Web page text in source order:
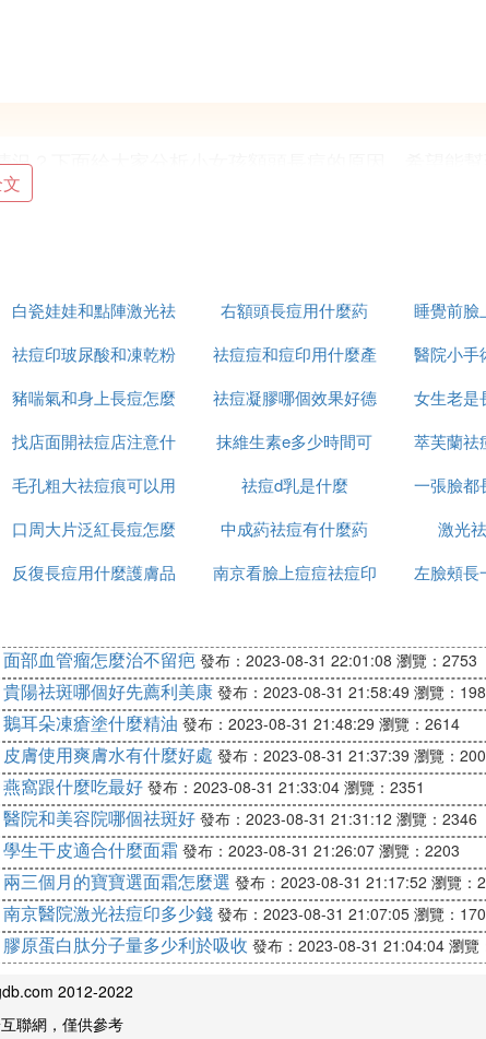
？下面給大家分析小女孩額頭長痘的原因，希望能幫
在陽光下，面板經陽光暴曬，產生分泌物，混合臉部
長在額頭上。
正常「呼吸」皮脂和汗液堆積加上細菌感染就容易引
益健康，而畝坦大部分人卻不知道該如何正確飲水，
里提醒朋友們，平時應慢喝水，小口不間斷地慢飲。
生活沒有規律導致內分泌也不協調，進而導致額頭
調，激素分泌失調間接導致皮脂分泌旺盛，從而加
能夠幫助減輕面部面板壓力，也是去除額頭長痘痘重
下再用溫水洗臉，可以對臉部肌膚進行輕柔的 *** 。
自己的造成過大的心裡壓力，只有保證良好的生活作
白瓷娃娃和點陣激光祛
痘印哪個好
右額頭長痘用什麼葯
睡覺前臉
祛痘印玻尿酸和凍乾粉
哪個好
祛痘痘和痘印用什麼產
品
醫院小手
豬喘氣和身上長痘怎麼
治療
祛痘凝膠哪個效果好德
國
女生老是
找店面開祛痘店注意什
麼
抹維生素e多少時間可
以祛痘坑
萃芙蘭祛
毛孔粗大祛痘痕可以用
什麼
祛痘d乳是什麼
一張臉都
口周大片泛紅長痘怎麼
辦
中成葯祛痘有什麼葯
激光
反復長痘用什麼護膚品
南京看臉上痘痘祛痘印
左臉頰長
面部血管瘤怎麼治不留疤 發布：2023-08-31 22:01:08 瀏覽：2753
貴陽祛斑哪個好先薦利美康 發布：2023-08-31 21:58:49 瀏覽：
鵝耳朵凍瘡塗什麼精油 發布：2023-08-31 21:48:29 瀏覽：2614
皮膚使用爽膚水有什麼好處 發布：2023-08-31 21:37:39 瀏覽：
燕窩跟什麼吃最好 發布：2023-08-31 21:33:04 瀏覽：2351
醫院和美容院哪個祛斑好 發布：2023-08-31 21:31:12 瀏覽：2346
學生干皮適合什麼面霜 發布：2023-08-31 21:26:07 瀏覽：2203
兩三個月的寶寶選面霜怎麼選 發布：2023-08-31 21:17:52 瀏覽：
南京醫院激光祛痘印多少錢 發布：2023-08-31 21:07:05 瀏覽：
膠原蛋白肽分子量多少利於吸收 發布：2023-08-31 21:04:04 瀏覽
2012-2022
聯網，僅供參考